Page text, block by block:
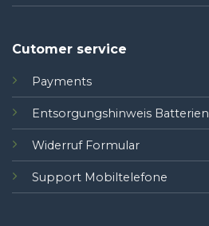
Cutomer service
Payments
Entsorgungshinweis Batterien
Widerruf Formular
Support Mobiltelefone